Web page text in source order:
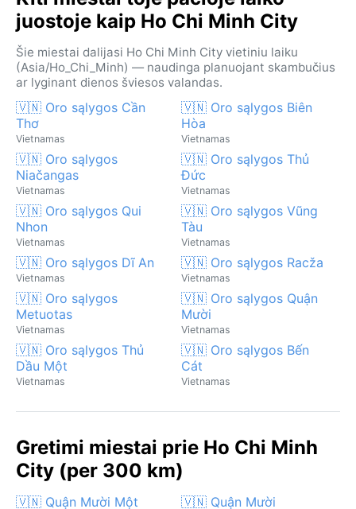
juostoje kaip Ho Chi Minh City
Šie miestai dalijasi Ho Chi Minh City vietiniu laiku
(Asia/Ho_Chi_Minh) — naudinga planuojant skambučius
ar lyginant dienos šviesos valandas.
🇻🇳 Oro sąlygos Cần
Thơ
Vietnamas
🇻🇳 Oro sąlygos Biên
Hòa
Vietnamas
🇻🇳 Oro sąlygos
Niačangas
Vietnamas
🇻🇳 Oro sąlygos Thủ
Đức
Vietnamas
🇻🇳 Oro sąlygos Qui
Nhon
Vietnamas
🇻🇳 Oro sąlygos Vũng
Tàu
Vietnamas
🇻🇳 Oro sąlygos Dĩ An
Vietnamas
🇻🇳 Oro sąlygos Racža
Vietnamas
🇻🇳 Oro sąlygos
Metuotas
Vietnamas
🇻🇳 Oro sąlygos Quận
Mười
Vietnamas
🇻🇳 Oro sąlygos Thủ
Dầu Một
Vietnamas
🇻🇳 Oro sąlygos Bến
Cát
Vietnamas
Gretimi miestai prie Ho Chi Minh
City (per 300 km)
🇻🇳 Quận Mười Một 🇻🇳 Quận Mười